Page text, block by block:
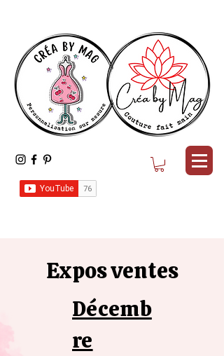
Expos ventes
Décemb
re